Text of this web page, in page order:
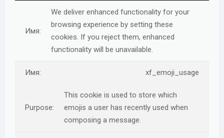
We deliver enhanced functionality for your
browsing experience by setting these
cookies. If you reject them, enhanced
functionality will be unavailable.
xf_emoji_usage
This cookie is used to store which
emojis a user has recently used when
composing a message.